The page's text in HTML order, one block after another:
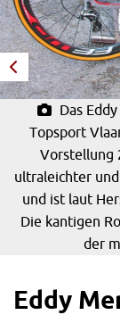
Das
Topsport
Vorstellung
ultraleichter
und ist laut
Die kantigen
der
Eddy